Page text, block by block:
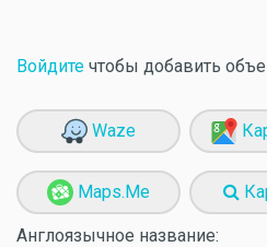
Войдите чтобы добавить
Waze
Maps.Me
Англоязычное название: